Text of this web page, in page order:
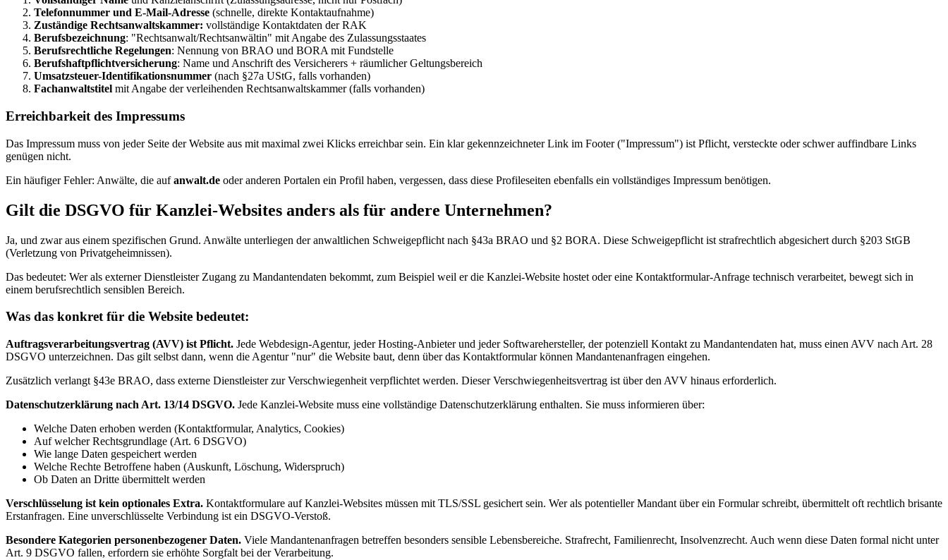
Telefonnummer und E-Mail-Adresse (schnelle, direkte Kontaktaufnahme)
Zuständige Rechtsanwaltskammer: vollständige Kontaktdaten der RAK
Berufsbezeichnung: "Rechtsanwalt/Rechtsanwältin" mit Angabe des Zulassungsstaates
Berufsrechtliche Regelungen: Nennung von BRAO und BORA mit Fundstelle
Berufshaftpflichtversicherung: Name und Anschrift des Versicherers + räumlicher Geltungsbereich
Umsatzsteuer-Identifikationsnummer (nach §27a UStG, falls vorhanden)
Fachanwaltstitel mit Angabe der verleihenden Rechtsanwaltskammer (falls vorhanden)
Erreichbarkeit des Impressums
Das Impressum muss von jeder Seite der Website aus mit maximal zwei Klicks erreichbar sein. Ein klar gekennzeichneter Link im Footer ("Impressum") ist Pflicht, versteckte oder schwer auffindbare Links
genügen nicht.
Ein häufiger Fehler: Anwälte, die aufanwalt.de oder anderen Portalen ein Profil haben, vergessen, dass diese Profileseiten ebenfalls ein vollständiges Impressum benötigen.
Gilt die DSGVO für Kanzlei-Websites anders als für andere Unternehmen?
Ja, und zwar aus einem spezifischen Grund. Anwälte unterliegen der anwaltlichen Schweigepflicht nach §43a BRAO und §2 BORA. Diese Schweigepflicht ist strafrechtlich abgesichert durch §203 StGB
(Verletzung von Privatgeheimnissen).
Das bedeutet: Wer als externer Dienstleister Zugang zu Mandantendaten bekommt, zum Beispiel weil er die Kanzlei-Website hostet oder eine Kontaktformular-Anfrage technisch verarbeitet, bewegt sich in
einem berufsrechtlich sensiblen Bereich.
Was das konkret für die Website bedeutet:
Auftragsverarbeitungsvertrag (AVV) ist Pflicht. Jede Webdesign-Agentur, jeder Hosting-Anbieter und jeder Softwarehersteller, der potenziell Kontakt zu Mandantendaten hat, muss einen AVV nach Art. 28
DSGVO unterzeichnen. Das gilt selbst dann, wenn die Agentur "nur" die Website baut, denn über das Kontaktformular können Mandantenanfragen eingehen.
Zusätzlich verlangt §43e BRAO, dass externe Dienstleister zur Verschwiegenheit verpflichtet werden. Dieser Verschwiegenheitsvertrag ist über den AVV hinaus erforderlich.
Datenschutzerklärung nach Art. 13/14 DSGVO. Jede Kanzlei-Website muss eine vollständige Datenschutzerklärung enthalten. Sie muss informieren über:
Welche Daten erhoben werden (Kontaktformular, Analytics, Cookies)
Auf welcher Rechtsgrundlage (Art. 6 DSGVO)
Wie lange Daten gespeichert werden
Welche Rechte Betroffene haben (Auskunft, Löschung, Widerspruch)
Ob Daten an Dritte übermittelt werden
Verschlüsselung ist kein optionales Extra. Kontaktformulare auf Kanzlei-Websites müssen mit TLS/SSL gesichert sein. Wer als potentieller Mandant über ein Formular schreibt, übermittelt oft rechtlich brisante
Erstanfragen. Eine unverschlüsselte Verbindung ist ein DSGVO-Verstoß.
Besondere Kategorien personenbezogener Daten. Viele Mandantenanfragen betreffen besonders sensible Lebensbereiche. Strafrecht, Familienrecht, Insolvenzrecht. Auch wenn diese Daten formal nicht unter
Art. 9 DSGVO fallen, erfordern sie erhöhte Sorgfalt bei der Verarbeitung.